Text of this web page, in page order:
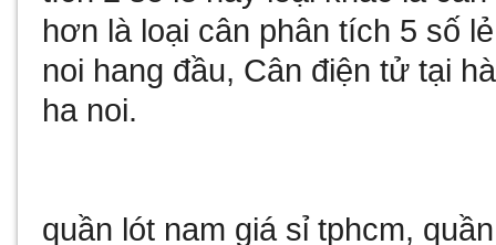
hơn là loại cân phân tích 5 số lẻ
noi hang đầu, Cân điện tử tại
ha noi.
quần lót nam giá sỉ tphcm,